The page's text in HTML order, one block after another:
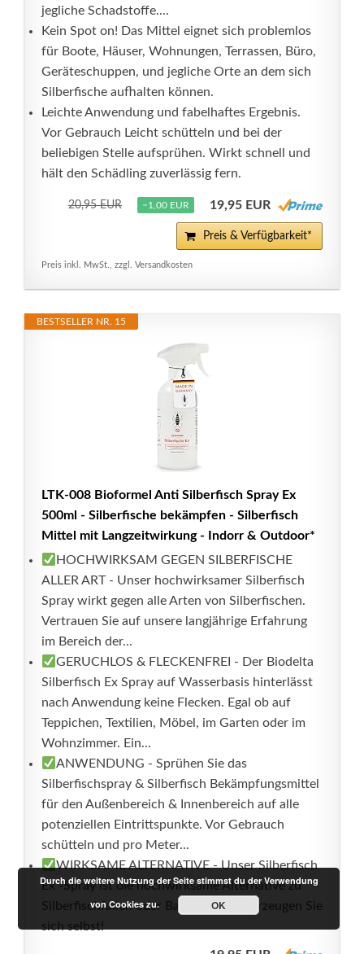
jegliche Schadstoffe....
Kein Spot on! Das Mittel eignet sich problemlos
für Boote, Häuser, Wohnungen, Terrassen, Büro,
Geräteschuppen, und jegliche Orte an dem sich
Silberfische aufhalten können.
Leichte Anwendung und fabelhaftes Ergebnis.
Vor Gebrauch Leicht schütteln und bei der
beliebigen Stelle aufsprühen. Wirkt schnell und
hält den Schädling zuverlässig fern.
20,95 EUR −1,00 EUR 19,95 EUR
Preis & Verfügbarkeit*
Preis inkl. MwSt., zzgl. Versandkosten
BESTSELLER NR. 15
LTK-008 Bioformel Anti Silberfisch Spray Ex
500ml - Silberfische bekämpfen - Silberfisch
Mittel mit Langzeitwirkung - Indorr & Outdoor*
HOCHWIRKSAM GEGEN SILBERFISCHE
ALLER ART - Unser hochwirksamer Silberfisch
Spray wirkt gegen alle Arten von Silberfischen.
Vertrauen Sie auf unsere langjährige Erfahrung
im Bereich der...
GERUCHLOS & FLECKENFREI - Der Biodelta
Silberfisch Ex Spray auf Wasserbasis hinterlässt
nach Anwendung keine Flecken. Egal ob auf
Teppichen, Textilien, Möbel, im Garten oder im
Wohnzimmer. Ein...
ANWENDUNG - Sprühen Sie das
Silberfischspray & Silberfisch Bekämpfungsmittel
für den Außenbereich & Innenbereich auf alle
potenziellen Eintrittspunkte. Vor Gebrauch
schütteln und pro Meter...
WIRKSAME ALTERNATIVE - Unser Silberfisch
Ex -Spray ist die hochwirksame Alternative zu
Silberfischfallen oder Backpulver. Überzeugen Sie
sich selbst!
Durch die weitere Nutzung der Seite stimmst du der Verwendung
von Cookies zu.
OK